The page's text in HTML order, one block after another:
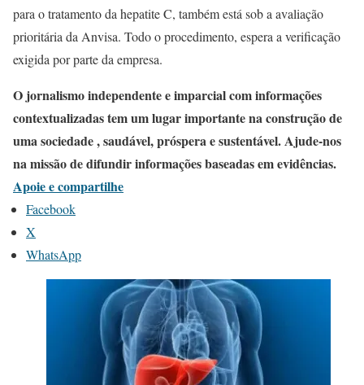
para o tratamento da hepatite C, também está sob a avaliação
prioritária da Anvisa. Todo o procedimento, espera a verificação
exigida por parte da empresa.
O jornalismo independente e imparcial com informações
contextualizadas tem um lugar importante na construção de
uma sociedade , saudável, próspera e sustentável. Ajude-nos
na missão de difundir informações baseadas em evidências.
Apoie e compartilhe
Facebook
X
WhatsApp